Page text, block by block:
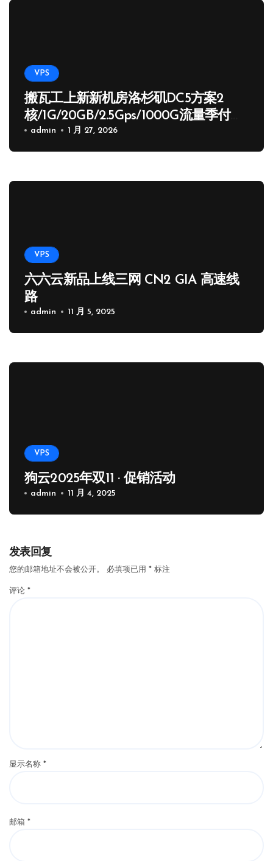
VPS
搬瓦工上新新机房洛杉矶DC5方案2
核/1G/20GB/2.5Gps/1000G流量季付
65.89 USD
admin 1 月 27, 2026
VPS
六六云新品上线三网 CN2 GIA 高速线
路
admin 11 月 5, 2025
VPS
狗云2025年双11 · 促销活动
admin 11 月 4, 2025
发表回复
您的邮箱地址不会被公开。 必填项已用 * 标注
评论 *
显示名称 *
邮箱 *